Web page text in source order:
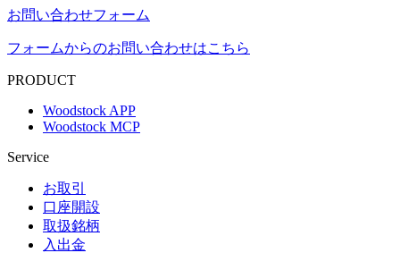
お問い合わせフォーム
フォームからのお問い合わせはこちら
PRODUCT
Woodstock APP
Woodstock MCP
Service
お取引
口座開設
取扱銘柄
入出金